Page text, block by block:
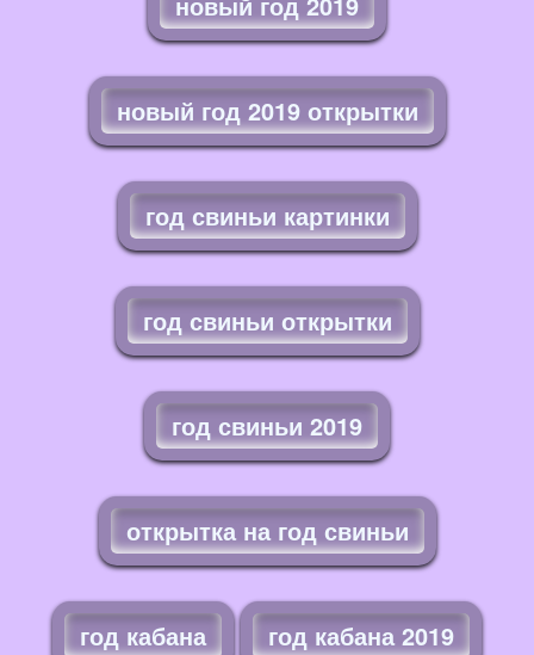
новый год 2019 открытки
год свиньи картинки
год свиньи открытки
год свиньи 2019
открытка на год свиньи
год кабана год кабана 2019